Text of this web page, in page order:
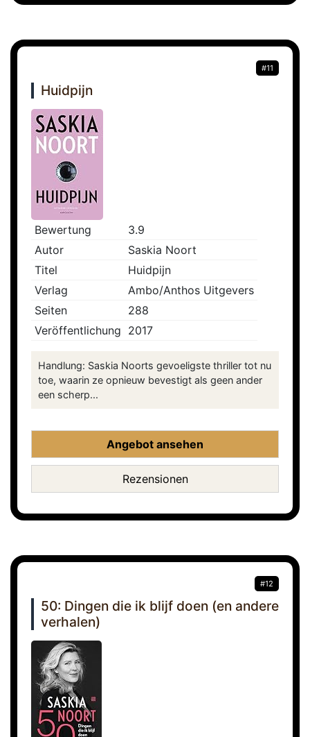
#11
Huidpijn
Bewertung
3.9
Autor
Saskia Noort
Titel
Huidpijn
Verlag
Ambo/Anthos Uitgevers
Seiten
288
Veröffentlichung 2017
Handlung: Saskia Noorts gevoeligste thriller tot nu
toe, waarin ze opnieuw bevestigt als geen ander
een scherp...
Angebot ansehen
Rezensionen
#12
50: Dingen die ik blijf doen (en andere
verhalen)